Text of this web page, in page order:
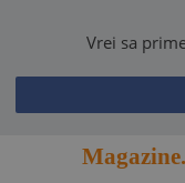
Vrei sa